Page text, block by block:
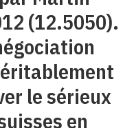
(12.5050).
le sérieux
en